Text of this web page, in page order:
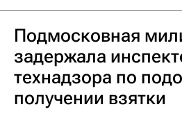
Подмосковная
задержала
технадзора по
получении взятки